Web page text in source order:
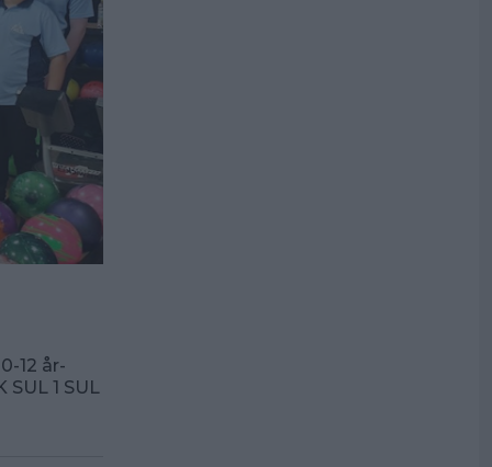
12 år-
1 SUL